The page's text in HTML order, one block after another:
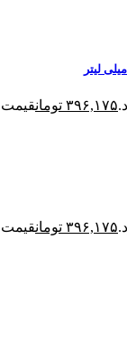
۳۹۶,۱۷۵ تومانقیمت
۳۹۶,۱۷۵ تومانقیمت